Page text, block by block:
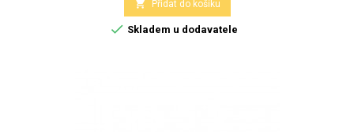
 Přidat do košíku
 Skladem u dodavatele